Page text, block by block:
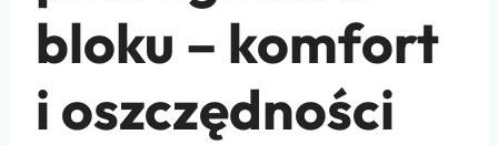
bloku – komfort
i oszczędności